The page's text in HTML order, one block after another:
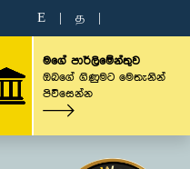
E த
මගේ පාර්ලිමේන්තුව
ඔබගේ ගිණුමට මෙතැනින්
පිවිසෙන්න